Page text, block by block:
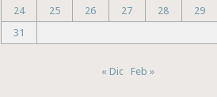
24
25 26 27 28 29
31
« Dic Feb »